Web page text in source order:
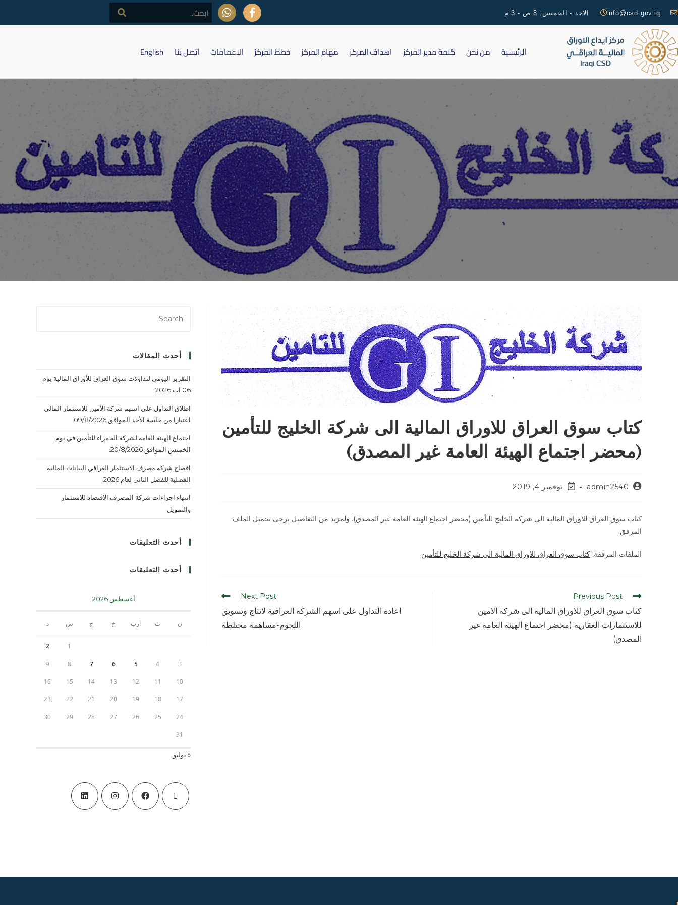
info@csd.gov.iq الاحد - الخميس: 8 ص - 3 م
الرئيسية من نحن كلمة مدير المركز اهداف المركز مهام المركز خطط المركز الاعمامات اتصل بنا English
كتاب سوق العراق للاوراق المالية الى شركة الخليج للتأمين (محضر اجتماع الهيئة العامة غير
المصدق)
كتاب سوق العراق للاوراق المالية الى شركة الخليج للتأمين
(محضر اجتماع الهيئة العامة غير المصدق)
admin2540 نوفمبر 4, 2019
كتاب سوق العراق للاوراق المالية الى شركة الخليج للتأمين (محضر اجتماع الهيئة العامة غير المصدق). ولمزيد من التفاصيل يرجى تحميل الملف
المرفق.
الملفات المرفقة: كتاب سوق العراق للاوراق المالية الى شركة الخليج للتأمين
Previous Post
كتاب سوق العراق للاوراق المالية الى شركة الامين
للاستثمارات العقارية (محضر اجتماع الهيئة العامة غير
المصدق)
Next Post
اعادة التداول على اسهم الشركة العراقية لانتاج وتسويق
اللحوم-مساهمة مختلطة
أحدث المقالات
التقرير اليومي لتداولات سوق العراق للأوراق المالية يوم
06 اب 2026
اطلاق التداول على اسهم شركة الأمين للاستثمار المالي
اعتبارا من جلسة الأحد الموافق 09/8/2026
اجتماع الهيئة العامة لشركة الحمراء للتأمين في يوم
الخميس الموافق 20/8/2026.
افصاح شركة مصرف الاستثمار العراقي البيانات المالية
الفصلية للفصل الثاني لعام 2026
انتهاء اجراءات شركة المصرف الاقتصاد للاستثمار
والتمويل
أحدث التعليقات
أحدث التعليقات
أغسطس 2026
ن ث أرب خ ج س د
1
2
3
4
5
6
7
8
9
10
11
12
13
14
15
16
17
18
19
20
21
22
23
24
25
26
27
28
29
30
31
« يوليو